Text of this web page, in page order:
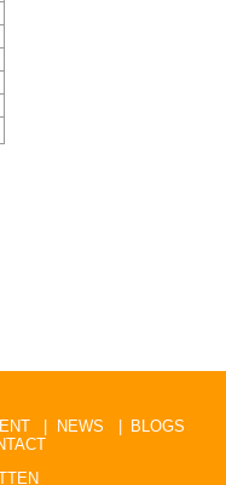
NEWS
BLOGS